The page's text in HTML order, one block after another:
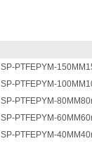
SP-PTFEPYM-
SP-PTFEPYM-
SP-PTFEPYM-
SP-PTFEPYM-
SP-PTFEPYM-